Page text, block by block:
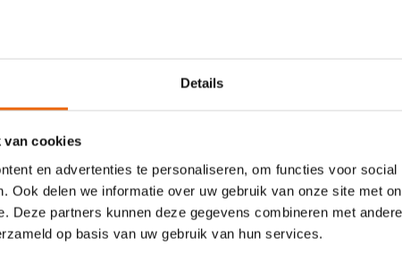
Details
van cookies
en advertenties te personaliseren, om functies voor
Ook delen we informatie over uw gebruik van onze site met
Deze partners kunnen deze gegevens combineren met
op basis van uw gebruik van hun services.
Camping mit